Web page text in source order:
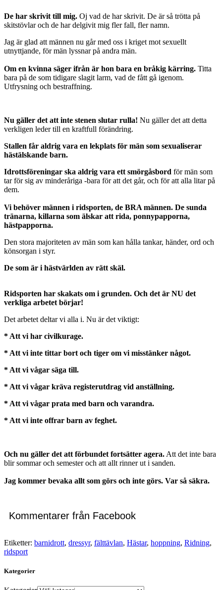
De har skrivit till mig. Oj vad de har skrivit. De är så trötta på
skitstövlar och de har delgivit mig fler fall, fler namn.
Jag är glad att männen nu går med oss i kriget mot sexuellt
utnyttjande, för män lyssnar på andra män.
Om en kvinna säger ifrån är hon bara en bråkig kärring. Titta
bara på de som tidigare slagit larm, vad de fått gå igenom.
Utfrysning och bestraffning.
Nu gäller det att inte stenen slutar rulla! Nu gäller det att detta
verkligen leder till en kraftfull förändring.
Stallen får aldrig vara en lekplats för män som sexualiserar
hästälskande barn.
Idrottsföreningar ska aldrig vara ett smörgåsbord för män som
tar för sig av minderåriga -bara för att det går, och för att alla litar på
dem.
Vi behöver männen i ridsporten, de BRA männen. De sunda
tränarna, killarna som älskar att rida, ponnypapporna,
hästpapporna.
Den stora majoriteten av män som kan hålla tankar, händer, ord och
könsorgan i styr.
De som är i hästvärlden av rätt skäl.
Ridsporten har skakats om i grunden. Och det är NU det
verkliga arbetet börjar!
Det arbetet deltar vi alla i. Nu är det viktigt:
* Att vi har civilkurage.
* Att vi inte tittar bort och tiger om vi misstänker något.
* Att vi vågar säga till.
* Att vi vågar kräva registerutdrag vid anställning.
* Att vi vågar prata med barn och varandra.
* Att vi inte offrar barn av feghet.
Och nu gäller det att förbundet fortsätter agera. Att det inte bara
blir sommar och semester och att allt rinner ut i sanden.
Jag kommer bevaka allt som görs och inte görs. Var så säkra.
Kommentarer från Facebook
Etiketter: barnidrott, dressyr, fälttävlan, Hästar, hoppning, Ridning,
ridsport
Kategorier